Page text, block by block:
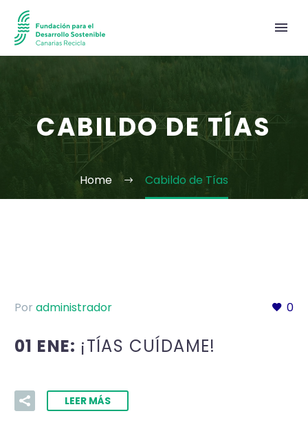
CABILDO DE TÍAS
Home Cabildo de Tías
0
Por administrador
01 ENE: ¡TÍAS CUÍDAME!
LEER MÁS